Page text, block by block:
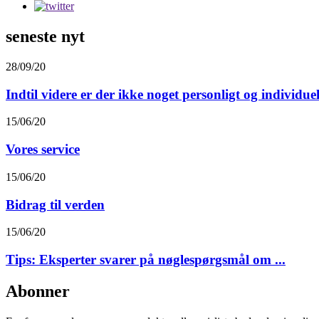
seneste nyt
28/09/20
Indtil videre er der ikke noget personligt og
15/06/20
Vores service
15/06/20
Bidrag til verden
15/06/20
Tips: Eksperter svarer på nøglespørgsmål om ...
Abonner